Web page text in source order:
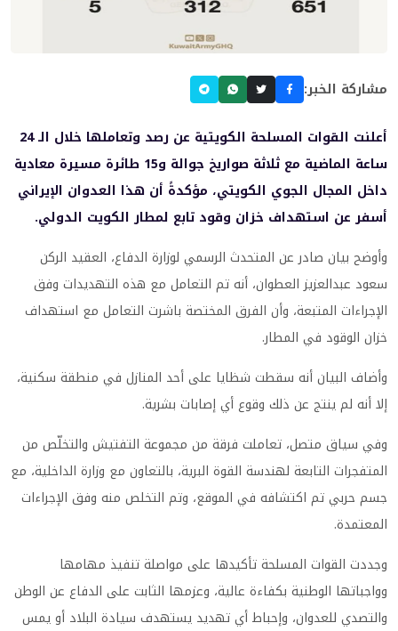
مشاركة الخبر:
أعلنت القوات المسلحة الكويتية عن رصد وتعاملها خلال الـ 24
ساعة الماضية مع ثلاثة صواريخ جوالة و15 طائرة مسيرة معادية
داخل المجال الجوي الكويتي، مؤكدةً أن هذا العدوان الإيراني
أسفر عن استهداف خزان وقود تابع لمطار الكويت الدولي.
وأوضح بيان صادر عن المتحدث الرسمي لوزارة الدفاع، العقيد الركن
سعود عبدالعزيز العطوان، أنه تم التعامل مع هذه التهديدات وفق
الإجراءات المتبعة، وأن الفرق المختصة باشرت التعامل مع استهداف
خزان الوقود في المطار.
وأضاف البيان أنه سقطت شظايا على أحد المنازل في منطقة سكنية،
إلا أنه لم ينتج عن ذلك وقوع أي إصابات بشرية.
وفي سياق متصل، تعاملت فرقة من مجموعة التفتيش والتخلّص من
المتفجرات التابعة لهندسة القوة البرية، بالتعاون مع وزارة الداخلية، مع
جسم حربي تم اكتشافه في الموقع، وتم التخلص منه وفق الإجراءات
المعتمدة.
وجددت القوات المسلحة تأكيدها على مواصلة تنفيذ مهامها
وواجباتها الوطنية بكفاءة عالية، وعزمها الثابت على الدفاع عن الوطن
والتصدي للعدوان، وإحباط أي تهديد يستهدف سيادة البلاد أو يمس